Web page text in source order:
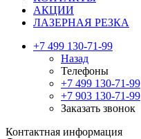
АКЦИИ
ЛАЗЕРНАЯ РЕЗКА
+7 499 130-71-99
Назад
Телефоны
+7 499 130-71-99
+7 903 130-71-99
Заказать звонок
Контактная информация